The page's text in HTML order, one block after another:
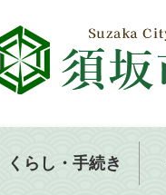
くらし・手続き